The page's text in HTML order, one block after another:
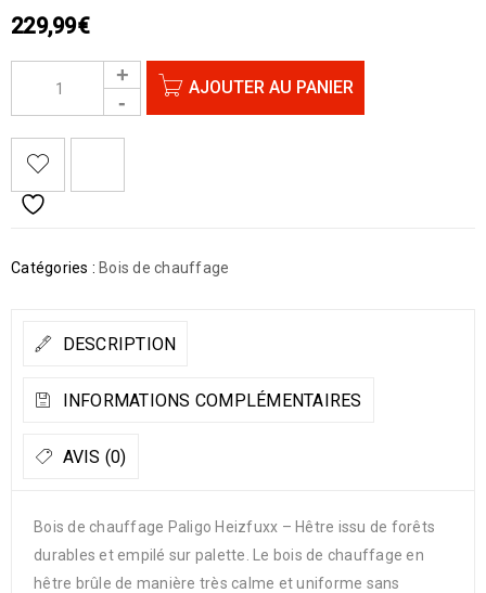
229,99€
AJOUTER AU PANIER
Catégories : Bois de chauffage
DESCRIPTION
INFORMATIONS COMPLÉMENTAIRES
AVIS (0)
Bois de chauffage Paligo Heizfuxx – Hêtre issu de forêts
durables et empilé sur palette. Le bois de chauffage en
hêtre brûle de manière très calme et uniforme sans